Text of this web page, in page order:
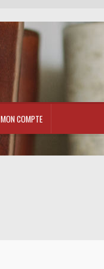
MON COMPTE